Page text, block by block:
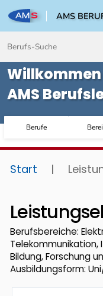
AMS
AMS
Berufe
Start |
Berufsbereiche:
Bildung, Forschung
Ausbildungsform: